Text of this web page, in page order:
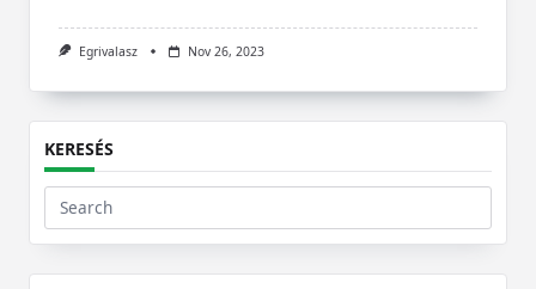
Egrivalasz Nov 26, 2023
KERESÉS
Search
for: